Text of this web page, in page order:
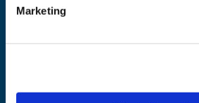
Marketing
Email:dkma@dkma.dk